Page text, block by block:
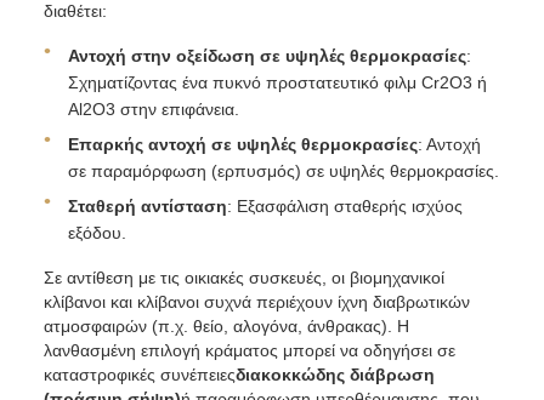
διαθέτει:
Αντοχή στην οξείδωση σε υψηλές θερμοκρασίες:
Σχηματίζοντας ένα πυκνό προστατευτικό φιλμ Cr2O3 ή
Al2O3 στην επιφάνεια.
Επαρκής αντοχή σε υψηλές θερμοκρασίες: Αντοχή
σε παραμόρφωση (ερπυσμός) σε υψηλές θερμοκρασίες.
Σταθερή αντίσταση: Εξασφάλιση σταθερής ισχύος
εξόδου.
Σε αντίθεση με τις οικιακές συσκευές, οι βιομηχανικοί
κλίβανοι και κλίβανοι συχνά περιέχουν ίχνη διαβρωτικών
ατμοσφαιρών (π.χ. θείο, αλογόνα, άνθρακας). Η
λανθασμένη επιλογή κράματος μπορεί να οδηγήσει σε
καταστροφικές συνέπειεςδιακοκκώδης διάβρωση